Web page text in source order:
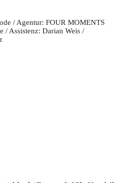
/ Agentur: FOUR MOMENTS
/ Assistenz: Darian Weis /